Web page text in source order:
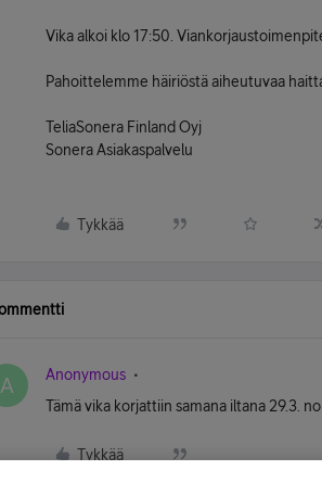
Vika alkoi klo 17:50.
Pahoittelemme häiriöstä aiheutuvaa
TeliaSonera Finland Oyj
Sonera Asiakaspalvelu
Tykkää
A Anonymous
Tämä vika korjattiin samana iltana 29.3.
Tykkää